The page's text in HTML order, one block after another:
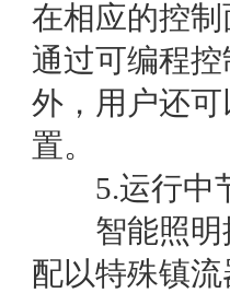
在相应的控
通过可编程
外，用户还
置。
5.运行中
智能照明控
配以特殊镇